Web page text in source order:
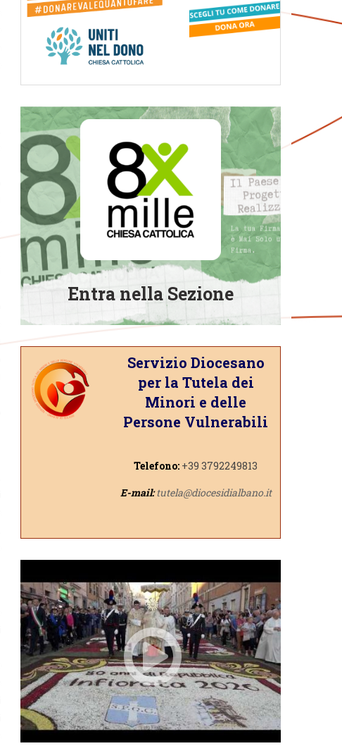
Entra nella Sezione
Servizio Diocesano
per la Tutela dei
Minori e delle
Persone Vulnerabili
Telefono: +39 3792249813
E-mail: tutela@diocesidialbano.it